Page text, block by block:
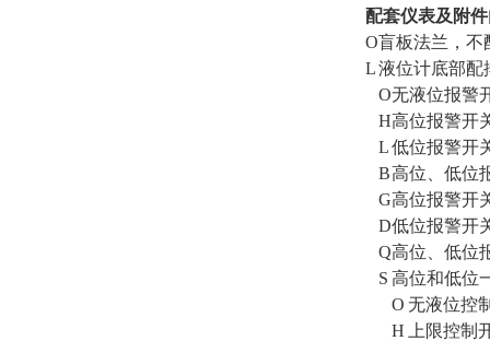
配套仪表及附
O盲板法兰，不
L液位计底部配
O无液位报警
H高位报警开
L低位报警开
B高位、低位
G高位报警开
D低位报警开
Q高位、低位
S 高位和低位
O 无液位控
H
上限控制